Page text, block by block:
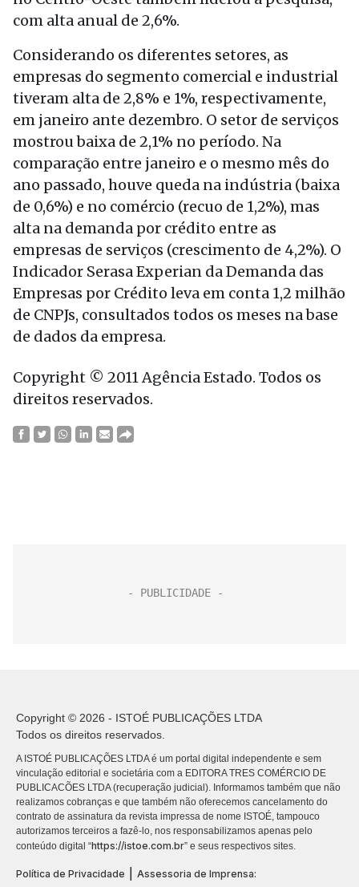
com alta anual de 2,6%.
Considerando os diferentes setores, as
empresas do segmento comercial e industrial
tiveram alta de 2,8% e 1%, respectivamente,
em janeiro ante dezembro. O setor de serviços
mostrou baixa de 2,1% no período. Na
comparação entre janeiro e o mesmo mês do
ano passado, houve queda na indústria (baixa
de 0,6%) e no comércio (recuo de 1,2%), mas
alta na demanda por crédito entre as
empresas de serviços (crescimento de 4,2%). O
Indicador Serasa Experian da Demanda das
Empresas por Crédito leva em conta 1,2 milhão
de CNPJs, consultados todos os meses na base
de dados da empresa.
Copyright © 2011 Agência Estado. Todos os
direitos reservados.
Copyright © 2026 - ISTOÉ PUBLICAÇÕES LTDA
Todos os direitos reservados.
A ISTOÉ PUBLICAÇÕES LTDA é um portal digital independente e sem
vinculação editorial e societária com a EDITORA TRES COMÉRCIO DE
PUBLICACÕES LTDA (recuperação judicial). Informamos também que não
realizamos cobranças e que também não oferecemos cancelamento do
contrato de assinatura da revista impressa de nome ISTOÉ, tampouco
autorizamos terceiros a fazê-lo, nos responsabilizamos apenas pelo
conteúdo digital “https://istoe.com.br” e seus respectivos sites.
Política de Privacidade Assessoria de Imprensa: